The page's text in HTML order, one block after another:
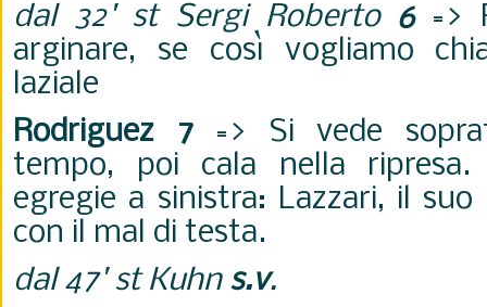
dal 32' st Sergi Roberto 6=>
arginare, se così vogliamo
laziale
Rodriguez 7=> Si vede
tempo, poi cala nella ripresa.
egregie a sinistra: Lazzari, il
con il mal di testa.
dal 47' st Kuhn s.v.